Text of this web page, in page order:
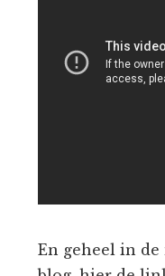
En geheel in